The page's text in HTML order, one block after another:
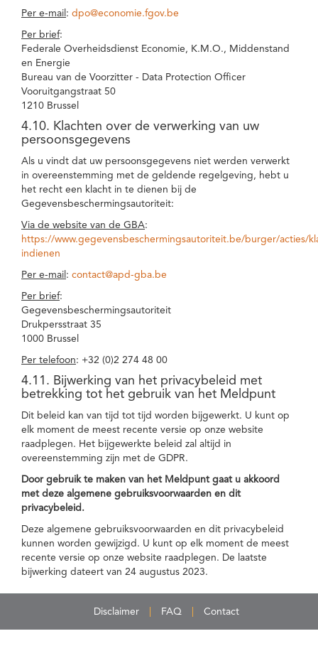
Per e-mail : dpo@economie.fgov.be
Per brief:
Federale Overheidsdienst Economie, K.M.O., Middenstand
en Energie
Bureau van de Voorzitter - Data Protection Officer
Vooruitgangstraat 50
1210 Brussel
4.10. Klachten over de verwerking van uw
persoonsgegevens
Als u vindt dat uw persoonsgegevens niet werden verwerkt
in overeenstemming met de geldende regelgeving, hebt u
het recht een klacht in te dienen bij de
Gegevensbeschermingsautoriteit:
Via de website van de GBA:
https://www.gegevensbeschermingsautoriteit.be/burger/acties/
indienen
Per e-mail : contact@apd-gba.be
Per brief:
Gegevensbeschermingsautoriteit
Drukpersstraat 35
1000 Brussel
Per telefoon: +32 (0)2 274 48 00
4.11. Bijwerking van het privacybeleid met
betrekking tot het gebruik van het Meldpunt
Dit beleid kan van tijd tot tijd worden bijgewerkt. U kunt op
elk moment de meest recente versie op onze website
raadplegen. Het bijgewerkte beleid zal altijd in
overeenstemming zijn met de GDPR.
Door gebruik te maken van het Meldpunt gaat u akkoord
met deze algemene gebruiksvoorwaarden en dit
privacybeleid.
Deze algemene gebruiksvoorwaarden en dit privacybeleid
kunnen worden gewijzigd. U kunt op elk moment de meest
recente versie op onze website raadplegen. De laatste
bijwerking dateert van 24 augustus 2023.
Disclaimer FAQ Contact